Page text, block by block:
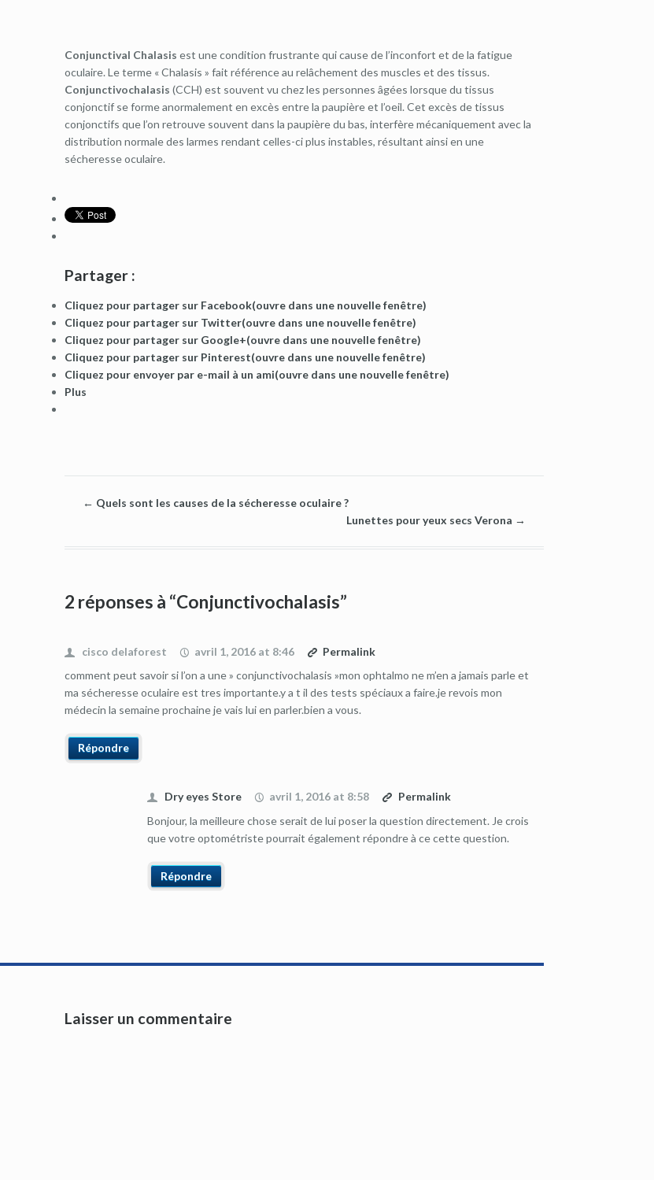
Conjunctival Chalasis est une condition frustrante qui cause de l’inconfort et de la fatigue
oculaire. Le terme « Chalasis » fait référence au relâchement des muscles et des tissus.
Conjunctivochalasis (CCH) est souvent vu chez les personnes âgées lorsque du tissus
conjonctif se forme anormalement en excès entre la paupière et l’oeil. Cet excès de tissus
conjonctifs que l’on retrouve souvent dans la paupière du bas, interfère mécaniquement avec la
distribution normale des larmes rendant celles-ci plus instables, résultant ainsi en une
sécheresse oculaire.
Partager :
Cliquez pour partager sur Facebook(ouvre dans une nouvelle fenêtre)
Cliquez pour partager sur Twitter(ouvre dans une nouvelle fenêtre)
Cliquez pour partager sur Google+(ouvre dans une nouvelle fenêtre)
Cliquez pour partager sur Pinterest(ouvre dans une nouvelle fenêtre)
Cliquez pour envoyer par e-mail à un ami(ouvre dans une nouvelle fenêtre)
Plus
← Quels sont les causes de la sécheresse oculaire ?
Lunettes pour yeux secs Verona →
2 réponses à “Conjunctivochalasis”
cisco delaforest avril 1, 2016 at 8:46
Permalink
comment peut savoir si l’on a une » conjunctivochalasis »mon ophtalmo ne m’en a jamais parle et
ma sécheresse oculaire est tres importante.y a t il des tests spéciaux a faire.je revois mon
médecin la semaine prochaine je vais lui en parler.bien a vous.
Répondre
Dry eyes Store avril 1, 2016 at 8:58
Permalink
Bonjour, la meilleure chose serait de lui poser la question directement. Je crois
que votre optométriste pourrait également répondre à ce cette question.
Répondre
Laisser un commentaire